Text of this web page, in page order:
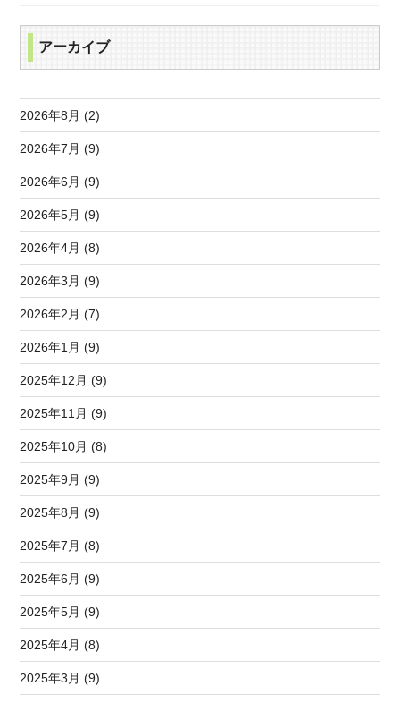
アーカイブ
2026年8月 (2)
2026年7月 (9)
2026年6月 (9)
2026年5月 (9)
2026年4月 (8)
2026年3月 (9)
2026年2月 (7)
2026年1月 (9)
2025年12月 (9)
2025年11月 (9)
2025年10月 (8)
2025年9月 (9)
2025年8月 (9)
2025年7月 (8)
2025年6月 (9)
2025年5月 (9)
2025年4月 (8)
2025年3月 (9)